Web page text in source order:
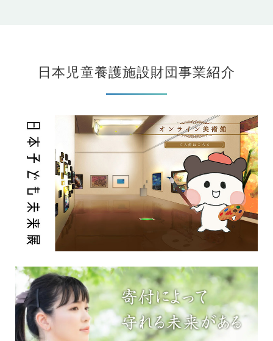
日本児童養護施設財団事業紹介